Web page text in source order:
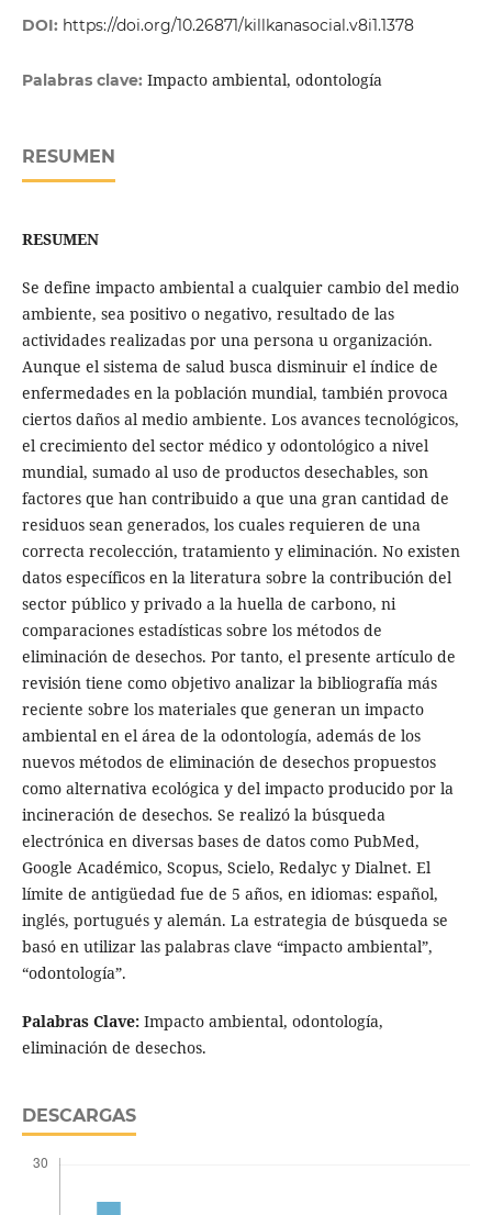
DOI: https://doi.org/10.26871/killkanasocial.v8i1.1378
Palabras clave: Impacto ambiental, odontología
RESUMEN
RESUMEN
Se define impacto ambiental a cualquier cambio del medio
ambiente, sea positivo o negativo, resultado de las
actividades realizadas por una persona u organización.
Aunque el sistema de salud busca disminuir el índice de
enfermedades en la población mundial, también provoca
ciertos daños al medio ambiente. Los avances tecnológicos,
el crecimiento del sector médico y odontológico a nivel
mundial, sumado al uso de productos desechables, son
factores que han contribuido a que una gran cantidad de
residuos sean generados, los cuales requieren de una
correcta recolección, tratamiento y eliminación. No existen
datos específicos en la literatura sobre la contribución del
sector público y privado a la huella de carbono, ni
comparaciones estadísticas sobre los métodos de
eliminación de desechos. Por tanto, el presente artículo de
revisión tiene como objetivo analizar la bibliografía más
reciente sobre los materiales que generan un impacto
ambiental en el área de la odontología, además de los
nuevos métodos de eliminación de desechos propuestos
como alternativa ecológica y del impacto producido por la
incineración de desechos. Se realizó la búsqueda
electrónica en diversas bases de datos como PubMed,
Google Académico, Scopus, Scielo, Redalyc y Dialnet. El
límite de antigüedad fue de 5 años, en idiomas: español,
inglés, portugués y alemán. La estrategia de búsqueda se
basó en utilizar las palabras clave “impacto ambiental”,
“odontología”.
Palabras Clave: Impacto ambiental, odontología,
eliminación de desechos.
DESCARGAS